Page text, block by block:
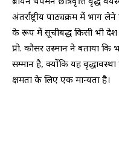
अंतर्राष्ट्रीय पाठ्यक्रम में भाग
के रूप में सूचीबद्ध किसी भी देश
प्रो. कौसर उस्मान ने बताया
सम्मान है, क्योंकि यह
क्षमता के लिए एक मान्यता है।